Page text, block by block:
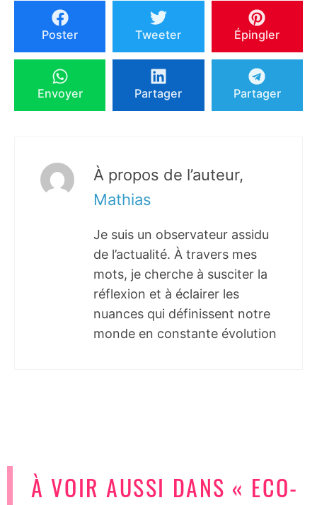
Poster Tweeter Épingler
Envoyer Partager Partager
À propos de l’auteur,
Mathias
Je suis un observateur assidu
de l’actualité. À travers mes
mots, je cherche à susciter la
réflexion et à éclairer les
nuances qui définissent notre
monde en constante évolution
À VOIR AUSSI DANS « ECO-